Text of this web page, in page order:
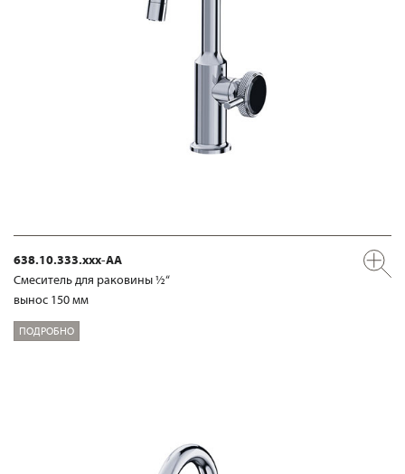
638.10.333.xxx-AA
Смеситель для раковины ½“
вынос 150 мм
ПОДРОБНО